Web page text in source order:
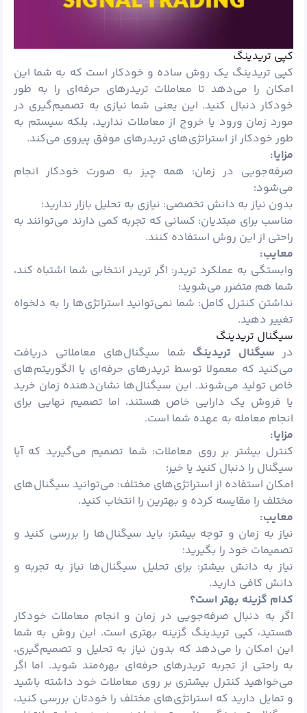
کپی تریدینگ
کپی تریدینگ یک روش ساده و خودکار است که به شما این
امکان را می‌دهد تا معاملات تریدرهای حرفه‌ای را به طور
خودکار دنبال کنید. این یعنی شما نیازی به تصمیم‌گیری در
مورد زمان ورود یا خروج از معاملات ندارید، بلکه سیستم به
طور خودکار از استراتژی‌های تریدرهای موفق پیروی می‌کند.
مزایا:
صرفه‌جویی در زمان: همه چیز به صورت خودکار انجام
می‌شود؛
بدون نیاز به دانش تخصصی: نیازی به تحلیل بازار ندارید؛
مناسب برای مبتدیان: کسانی که تجربه کمی دارند می‌توانند به
راحتی از این روش استفاده کنند.
معایب:
وابستگی به عملکرد تریدر: اگر تریدر انتخابی شما اشتباه کند،
شما هم متضرر می‌شوید؛
نداشتن کنترل کامل: شما نمی‌توانید استراتژی‌ها را به دلخواه
تغییر دهید.
سیگنال تریدینگ
در سیگنال تریدینگ شما سیگنال‌های معاملاتی دریافت
می‌کنید که معمولا توسط تریدرهای حرفه‌ای یا الگوریتم‌های
خاص تولید می‌شوند. این سیگنال‌ها نشان‌دهنده زمان خرید
یا فروش یک دارایی خاص هستند، اما تصمیم نهایی برای
انجام معامله به عهده شما است.
مزایا:
کنترل بیشتر بر روی معاملات: شما تصمیم می‌گیرید که آیا
سیگنال را دنبال کنید یا خیر؛
امکان استفاده از استراتژی‌های مختلف: می‌توانید سیگنال‌های
مختلف را مقایسه کرده و بهترین را انتخاب کنید.
معایب:
نیاز به زمان و توجه بیشتر: باید سیگنال‌ها را بررسی کنید و
تصمیمات خود را بگیرید؛
نیاز به دانش بیشتر: برای تحلیل سیگنال‌ها نیاز به تجربه و
دانش کافی دارید.
کدام گزینه بهتر است؟
اگر به دنبال صرفه‌جویی در زمان و انجام معاملات خودکار
هستید، کپی تریدینگ گزینه بهتری است. این روش به شما
این امکان را می‌دهد که بدون نیاز به تحلیل و تصمیم‌گیری،
به راحتی از تجربه تریدرهای حرفه‌ای بهره‌مند شوید. اما اگر
می‌خواهید کنترل بیشتری بر روی معاملات خود داشته باشید
و تمایل دارید که استراتژی‌های مختلف را خودتان بررسی کنید،